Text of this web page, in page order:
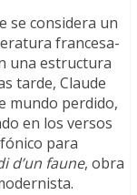
se considera un
francesa-
una estructura
tarde, Claude
mundo perdido,
en los versos
para
d’un faune, obra